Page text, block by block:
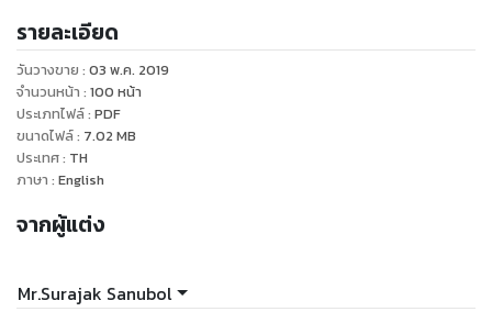
You are searching for a natural treatment method.
You are treated with modern medicine, but the
symptoms are not improved.
You don't want to eat medicine.
You are looking for new ways to treat diseases.
Simple, convenient and safe treatment methods.
a dark cave.
This book will let you know that science and art can
รายละเอียด
วันวางขาย : 03 พ.ค. 2019
จำนวนหน้า : 100 หน้า
ประเภทไฟล์: PDF
ขนาดไฟล์: 7.02 MB
ประเทศ: TH
ภาษา : English
จากผู้แต่ง
Mr.Surajak Sanubol